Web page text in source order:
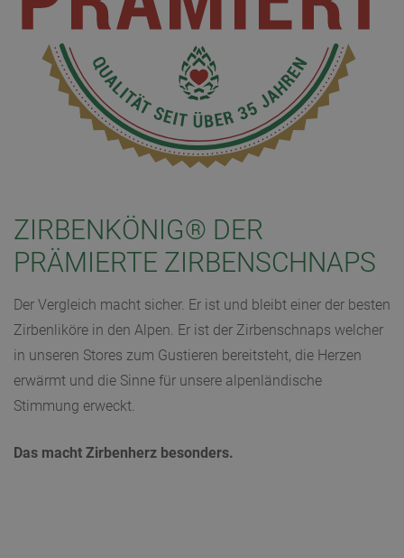
ZIRBENKÖNIG® DER
PRÄMIERTE ZIRBENSCHNAPS
Der Vergleich macht sicher. Er ist und bleibt einer der besten
Zirbenliköre in den Alpen. Er ist der Zirbenschnaps welcher
in unseren Stores zum Gustieren bereitsteht, die Herzen
erwärmt und die Sinne für unsere alpenländische
Stimmung erweckt.
Das macht Zirbenherz besonders.